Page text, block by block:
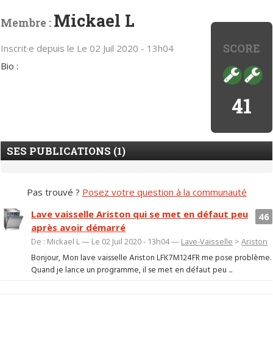
SCORE
41
Membre : Mickael L
Inscrit·e depuis le Le 02 Juil 2020 - 13h04
Bio :
SES PUBLICATIONS (1)
Pas trouvé ? Posez votre question à la communauté
46
Lave vaisselle Ariston qui se met en défaut peu
après avoir démarré
De : Mickael L — Le 02 Juil 2020 - 13h04 — Lave-Vaisselle >Ariston
Bonjour, Mon lave vaisselle Ariston LFK7M124FR me pose problème.
Quand je lance un programme, il se met en défaut peu ...